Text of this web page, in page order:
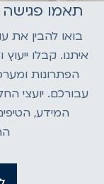
תאמו פגישה
בואו להבין את
איתנו. קבלו ייעוץ
הפתרונות
עבורכם. יועצי
המידע,